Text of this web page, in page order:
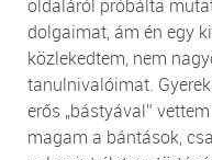
oldaláról próbálta
dolgaimat, ám én egy
közlekedtem, nem
tanulnivalóimat.
erős „bástyával”
magam a bántások,